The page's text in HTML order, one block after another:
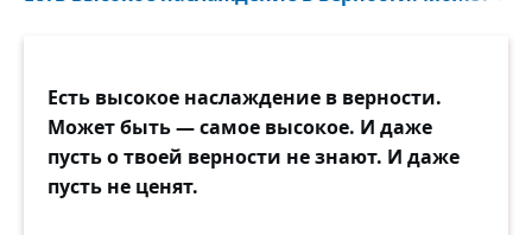
Есть высокое наслаждение в верности.
Может быть — самое высокое. И даже
пусть о твоей верности не знают. И даже
пусть не ценят.